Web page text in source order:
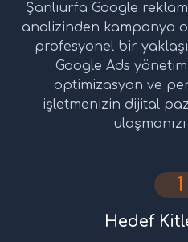
Şanlıurfa Google
analizinden kampanya
profesyonel bir
Google Ads
optimizasyon ve
işletmenizin dijital
1
Hedef